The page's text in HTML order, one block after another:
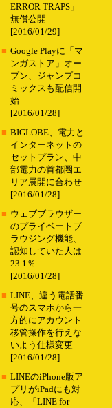
ERROR TRAPS」
無償公開
[2016/01/29]
■ Google Playに「マ
ンガストア」オー
プン、ジャンプコ
ミックスも配信開
始
[2016/01/28]
■ BIGLOBE、電力と
インターネットの
セットプラン、中
部電力の首都圏エ
リア展開に合わせ
[2016/01/28]
■ ウェブブラウザー
のプライベートブ
ラウジング機能、
認知していた人は
23.1％
[2016/01/28]
■ LINE、違う電話番
号のスマホから一
方的にアカウント
移管操作を行えな
いよう仕様変更
[2016/01/28]
■ LINEのiPhone版ア
プリがiPadにも対
応、「LINE for